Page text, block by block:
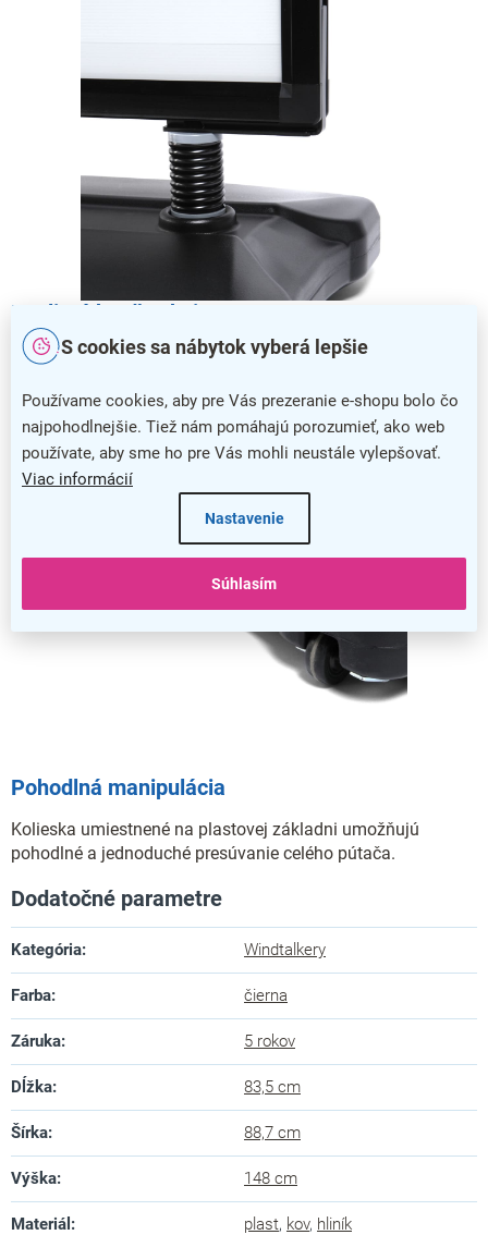
S cookies sa nábytok vyberá lepšie
Používame cookies, aby pre Vás prezeranie e-shopu bolo čo
najpohodlnejšie. Tiež nám pomáhajú porozumieť, ako web
používate, aby sme ho pre Vás mohli neustále vylepšovať.
Viac informácií
Nastavenie
Súhlasím
Kvalitná konštrukcia
Reklamný pútač je vybavený vystuženými pružinami z
ešte väčšiu odolnosť.
Pohodlná manipulácia
Kolieska umiestnené na plastovej základni umožňujú
pohodlné a jednoduché presúvanie celého pútača.
Dodatočné parametre
Kategória: Windtalkery
Farba: čierna
Záruka: 5 rokov
Dĺžka: 83,5 cm
Šírka: 88,7 cm
Výška: 148 cm
Materiál : plast, kov, hliník